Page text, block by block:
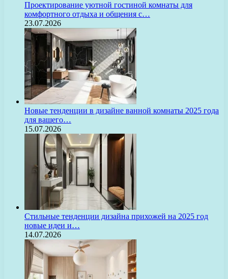
Проектирование уютной гостиной комнаты для
комфортного отдыха и общения с…
23.07.2026
Новые тенденции в дизайне ванной комнаты 2025 года
для вашего…
15.07.2026
Стильные тенденции дизайна прихожей на 2025 год
новые идеи и…
14.07.2026